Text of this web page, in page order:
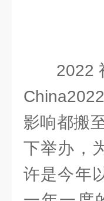
影响都搬
下举办，
许是今年